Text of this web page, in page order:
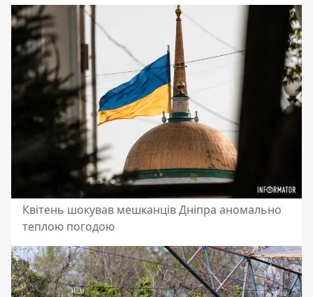
Квітень шокував мешканців Дніпра аномально
теплою погодою